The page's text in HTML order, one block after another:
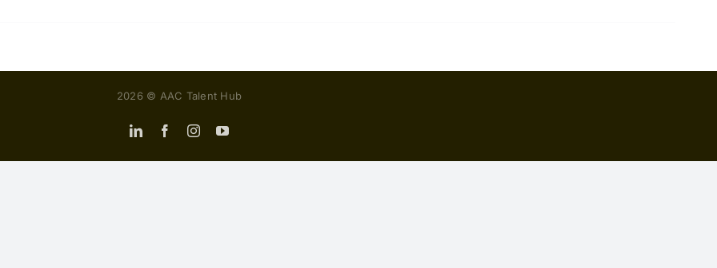
2026 © AAC Talent Hub
LinkedInFacebookInstagramYouTube